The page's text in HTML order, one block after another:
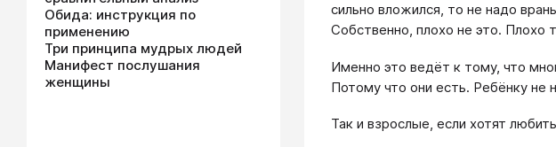
сильно вложился, то не надо
Собственно, плохо не это. Плохо
Именно это ведёт к тому, что
Потому что они есть. Ребёнку не
Так и взрослые, если хотят
Обида: инструкция по
применению
Три принципа мудрых людей
Манифест послушания
женщины